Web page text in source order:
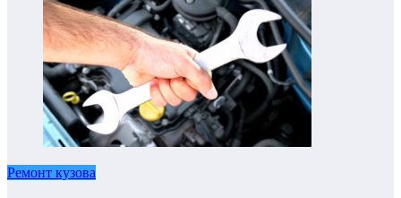
Ремонт кузова